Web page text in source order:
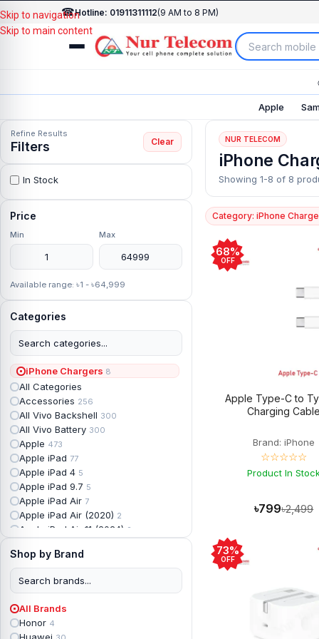
☎Hotline: 01911311112(9 AM to 8 PM)
Apple
Skip to navigation
Skip to main content
Refine Results
Filters Clear
In Stock
Price
Min Max
Available range: ৳1 - ৳64,999
Categories
iPhone Chargers 8
All Categories
Accessories 256
All Vivo Backshell 300
All Vivo Battery 300
Apple 473
Apple iPad 77
Apple iPad 4 5
Apple iPad 9.7 5
Apple iPad Air 7
Apple iPad Air (2020) 2
Apple iPad Air 11 (2024) 2
Apple iPad Backshell
Apple iPad Battery
Apple iPad Display
Apple iPad mini 2
Apple iPad Mini 3
Shop by Brand
All Brands
Honor 4
Huawei
NUR TELECOM
iPhone
Showing 1-8 of 8
Category: iPhone
68%
OFF
Apple Type-C to
Charging Cable
Brand: iPhone
☆☆☆☆☆
Product In
৳799৳2,499
73%
OFF